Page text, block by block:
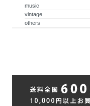
music
vintage
others